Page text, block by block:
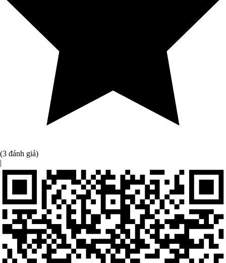
(3 đánh giá)
|